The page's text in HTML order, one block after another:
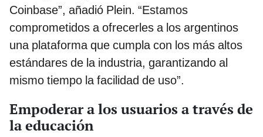
Coinbase”, añadió Plein. “Estamos
comprometidos a ofrecerles a los argentinos
una plataforma que cumpla con los más altos
estándares de la industria, garantizando al
mismo tiempo la facilidad de uso”.
Empoderar a los usuarios a través de
la educación